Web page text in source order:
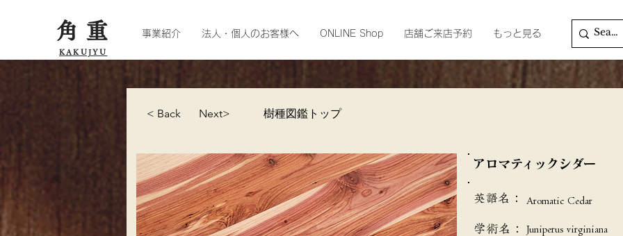
角重
KAKUJYU
事業紹介 法人・個人のお客様へ ONLINE Shop 店舗ご来店予約 もっと見る
< Back Next> 樹種図鑑トップ
アロマティックシダー
英語名： Aromatic Cedar
学術名： Juniperus virginiana